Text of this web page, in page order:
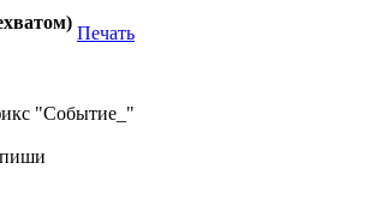
Печать
"Событие_"
пиши